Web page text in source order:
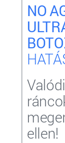
NO
ellen!